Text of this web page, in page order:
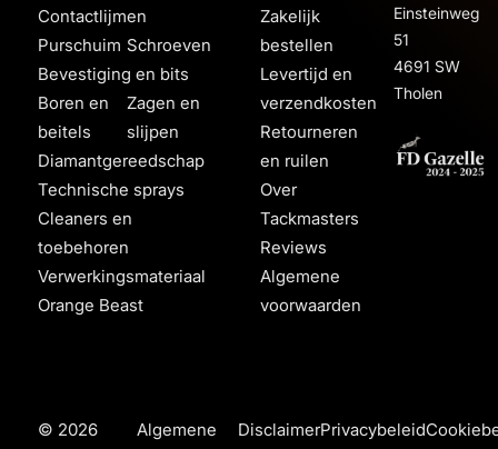
Contactlijmen
Purschuim Schroeven
Bevestiging en bits
Boren en
beitels
Zagen en
slijpen
Diamantgereedschap
Technische sprays
Cleaners en
toebehoren
Verwerkingsmateriaal
Orange Beast
Zakelijk
bestellen
Levertijd en
verzendkosten
Retourneren
en ruilen
Over
Tackmasters
Reviews
Algemene
voorwaarden
Einsteinweg
51
4691 SW
Tholen
© 2026
Algemene
DisclaimerPrivacybeleid